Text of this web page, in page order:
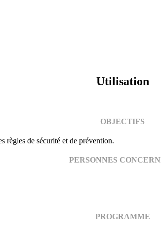
Utilisation
OBJECTIFS
règles de sécurité et de prévention.
PERSONNES
PROGRAMME